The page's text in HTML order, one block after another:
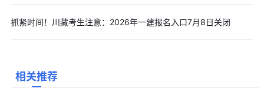
告知承诺制相关要求
报考人员须确定本人符合报名条件，承诺填报的信息（包括个人联
系方式信息）真实、准确、完整、有效，并将承担不实承诺的相关
抓紧时间！川藏考生注意：2026年一建报名入口7月8日关闭
相关推荐